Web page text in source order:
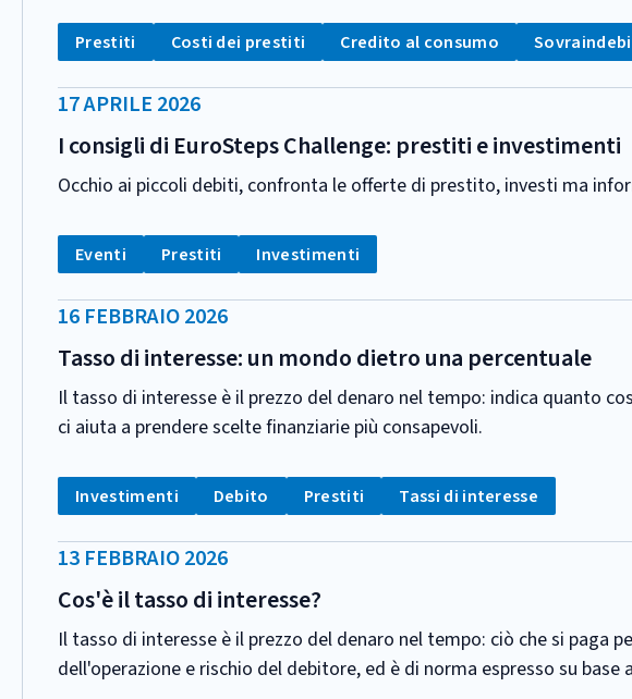
CATEGORIA:
Tag:
Prestiti Tag:
Costi dei prestiti Tag:
Credito al consumo Tag:
DATA
PUBBLICAZIONE:
17 APRILE 2026
I consigli di EuroSteps Challenge: prestiti e investimenti
Occhio ai piccoli debiti, confronta le offerte di prestito, investi ma
CATEGORIA:
Tag:
Eventi Tag:
Prestiti Tag:
Investimenti
DATA
PUBBLICAZIONE:
16 FEBBRAIO 2026
Tasso di interesse: un mondo dietro una percentuale
Il tasso di interesse è il prezzo del denaro nel tempo: indica quanto
ci aiuta a prendere scelte finanziarie più consapevoli.
CATEGORIA:
Tag:
Investimenti Tag:
Debito Tag:
Prestiti Tag:
Tassi di interesse
DATA
PUBBLICAZIONE:
13 FEBBRAIO 2026
Cos'è il tasso di interesse?
Il tasso di interesse è il prezzo del denaro nel tempo: ciò che si paga
dell'operazione e rischio del debitore, ed è di norma espresso su base